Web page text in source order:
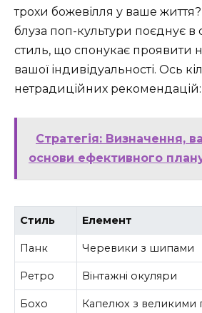
трохи божевілля у ваше
блуза поп-культури поєднує в
стиль, що спонукає проявити
вашої індивідуальності. Ось
нетрадиційних рекомендацій:
Стратегія: Визначення,
основи ефективного
Стиль Елемент
Панк Черевики з шипами
Ретро Вінтажні окуляри
Бохо Капелюх з великими